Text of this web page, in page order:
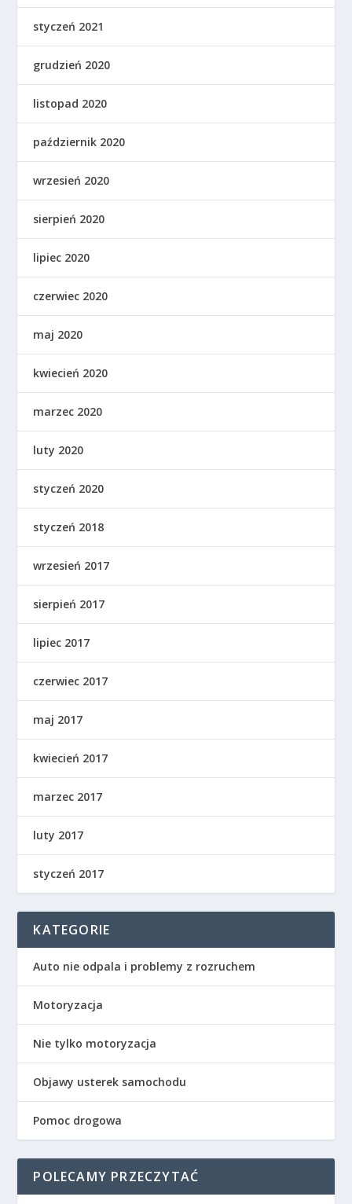
styczeń 2021
grudzień 2020
listopad 2020
październik 2020
wrzesień 2020
sierpień 2020
lipiec 2020
czerwiec 2020
maj 2020
kwiecień 2020
marzec 2020
luty 2020
styczeń 2020
styczeń 2018
wrzesień 2017
sierpień 2017
lipiec 2017
czerwiec 2017
maj 2017
kwiecień 2017
marzec 2017
luty 2017
styczeń 2017
KATEGORIE
Auto nie odpala i problemy z rozruchem
Motoryzacja
Nie tylko motoryzacja
Objawy usterek samochodu
Pomoc drogowa
POLECAMY PRZECZYTAĆ